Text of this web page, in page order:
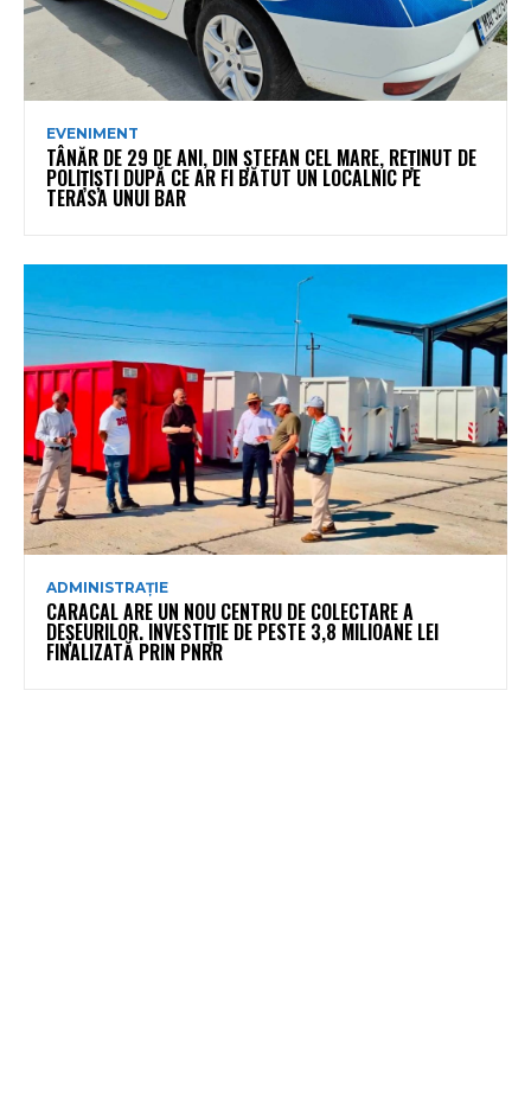
EVENIMENT
TÂNĂR DE 29 DE ANI, DIN ȘTEFAN CEL MARE, REȚINUT DE
POLIȚIȘTI DUPĂ CE AR FI BĂTUT UN LOCALNIC PE
TERASA UNUI BAR
ADMINISTRAȚIE
CARACAL ARE UN NOU CENTRU DE COLECTARE A
DEȘEURILOR. INVESTIȚIE DE PESTE 3,8 MILIOANE LEI
FINALIZATĂ PRIN PNRR